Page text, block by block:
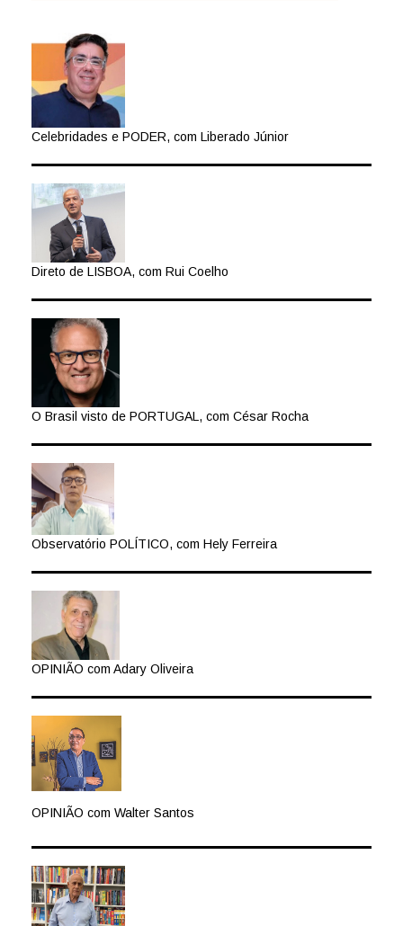
Celebridades e PODER, com Liberado Júnior
Direto de LISBOA, com Rui Coelho
O Brasil visto de PORTUGAL, com César Rocha
Observatório POLÍTICO, com Hely Ferreira
OPINIÃO com Adary Oliveira
OPINIÃO com Walter Santos